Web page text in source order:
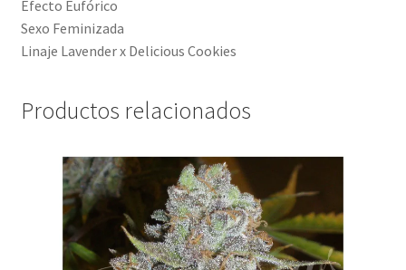
Efecto Eufórico
Sexo Feminizada
Linaje Lavender x Delicious Cookies
Productos relacionados